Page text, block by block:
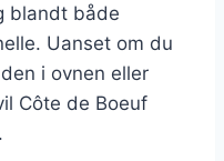
blandt både
Uanset om du
i ovnen eller
Côte de Boeuf